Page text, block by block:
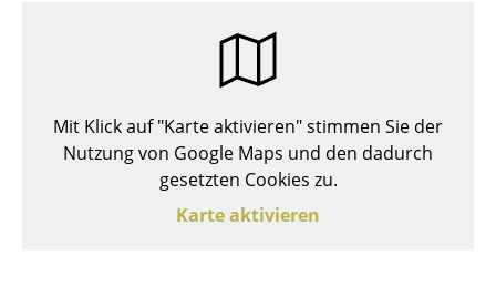
Konferenzstühle
Mit Klick auf "Karte aktivieren" stimmen Sie der
Nutzung von Google Maps und den dadurch
gesetzten Cookies zu.
Karte aktivieren